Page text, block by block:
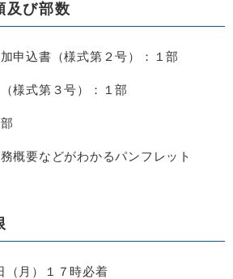
及び部数
申込書（様式第２号）：１部
様式第３号）：１部
概要などがわかるパンフレット
月）１７時必着